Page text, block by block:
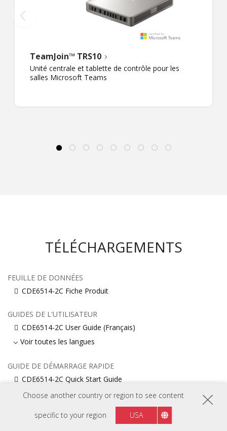
Choose another country or region to see content
specific to your region USA
TeamJoin™ TRS10
Unité centrale et tablette de contrôle pour les
salles Microsoft Teams
TÉLÉCHARGEMENTS
FEUILLE DE DONNÉES
CDE6514-2C Fiche Produit
GUIDES DE L'UTILISATEUR
CDE6514-2C User Guide (Français)
Voir toutes les langues
GUIDE DE DÉMARRAGE RAPIDE
CDE6514-2C Quick Start Guide
CDE14-series_Firmware_Pack_20260415